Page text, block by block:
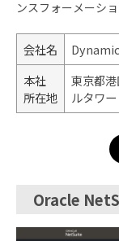
ンスフォーメーシ
会社名
本社
所在地
東京都
ルタワー
Oracle